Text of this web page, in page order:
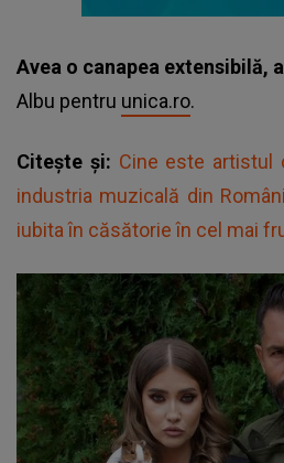
Avea o canapea extensibilă,
Albu pentru unica.ro.
Citește și: Cine este artistul
industria muzicală din
iubita în căsătorie în cel mai